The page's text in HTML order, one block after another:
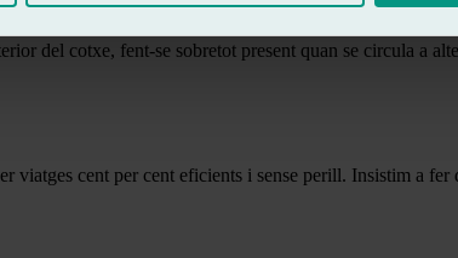
del cotxe, fent-se sobretot present quan se circula a
viatges cent per cent eficients i sense perill. Insistim a